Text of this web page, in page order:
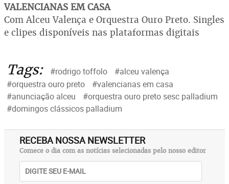
VALENCIANAS EM CASA
Com Alceu Valença e Orquestra Ouro Preto. Singles
e clipes disponíveis nas plataformas digitais
Tags: #rodrigo toffolo
#alceu valença
#orquestra ouro preto
#valencianas em casa
#anunciação alceu
#orquestra ouro preto sesc palladium
#domingos clássicos palladium
RECEBA NOSSA NEWSLETTER
Comece o dia com as notícias selecionadas pelo nosso editor